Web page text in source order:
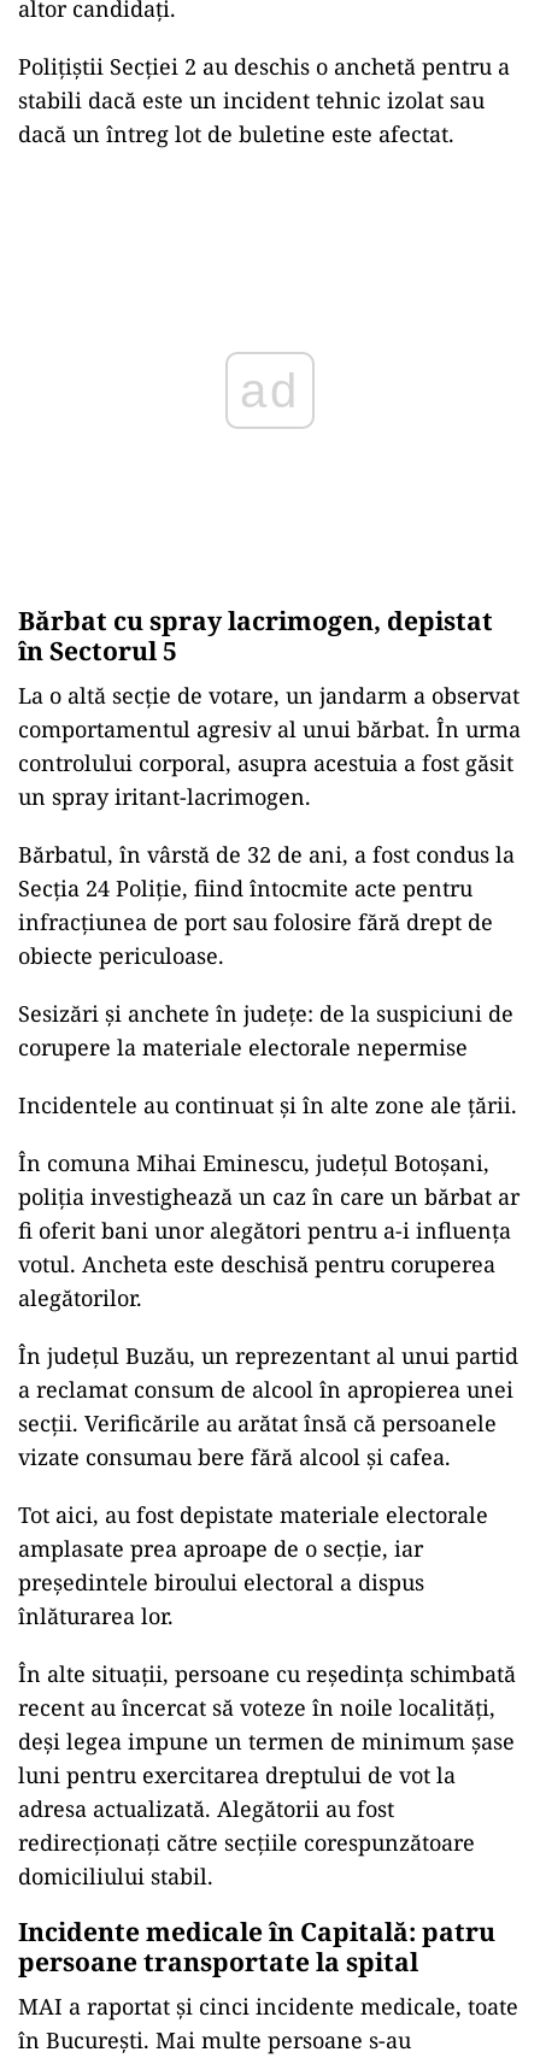
altor candidați.
Polițiștii Secției 2 au deschis o anchetă pentru a
stabili dacă este un incident tehnic izolat sau
dacă un întreg lot de buletine este afectat.
ad
Bărbat cu spray lacrimogen, depistat
în Sectorul 5
La o altă secție de votare, un jandarm a observat
comportamentul agresiv al unui bărbat. În urma
controlului corporal, asupra acestuia a fost găsit
un spray iritant-lacrimogen.
Bărbatul, în vârstă de 32 de ani, a fost condus la
Secția 24 Poliție, fiind întocmite acte pentru
infracțiunea de port sau folosire fără drept de
obiecte periculoase.
Sesizări și anchete în județe: de la suspiciuni de
corupere la materiale electorale nepermise
Incidentele au continuat și în alte zone ale țării.
În comuna Mihai Eminescu, județul Botoșani,
poliția investighează un caz în care un bărbat ar
fi oferit bani unor alegători pentru a-i influența
votul. Ancheta este deschisă pentru coruperea
alegătorilor.
În județul Buzău, un reprezentant al unui partid
a reclamat consum de alcool în apropierea unei
secții. Verificările au arătat însă că persoanele
vizate consumau bere fără alcool și cafea.
Tot aici, au fost depistate materiale electorale
amplasate prea aproape de o secție, iar
președintele biroului electoral a dispus
înlăturarea lor.
În alte situații, persoane cu reședința schimbată
recent au încercat să voteze în noile localități,
deși legea impune un termen de minimum șase
luni pentru exercitarea dreptului de vot la
adresa actualizată. Alegătorii au fost
redirecționați către secțiile corespunzătoare
domiciliului stabil.
Incidente medicale în Capitală: patru
persoane transportate la spital
MAI a raportat și cinci incidente medicale, toate
în București. Mai multe persoane s-au